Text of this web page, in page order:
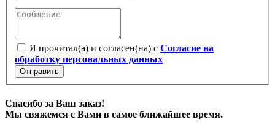
Я прочитал(а) и согласен(на) с Согласие на
обработку персональных данных
Отправить
Спасибо за Ваш заказ!
Мы свяжемся с Вами в самое ближайшее время.